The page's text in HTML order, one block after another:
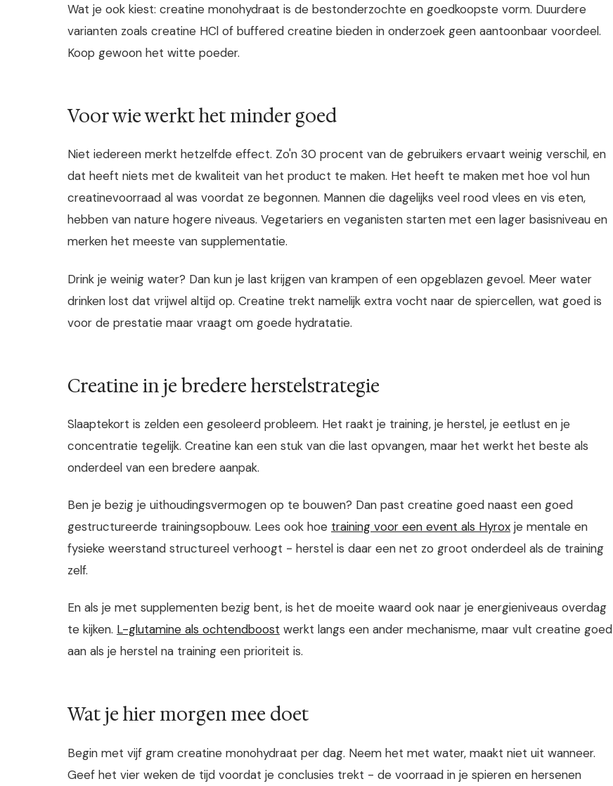
Wat je ook kiest: creatine monohydraat is de bestonderzochte en goedkoopste vorm. Duurdere
varianten zoals creatine HCl of buffered creatine bieden in onderzoek geen aantoonbaar voordeel.
Koop gewoon het witte poeder.
Voor wie werkt het minder goed
Niet iedereen merkt hetzelfde effect. Zo'n 30 procent van de gebruikers ervaart weinig verschil, en
dat heeft niets met de kwaliteit van het product te maken. Het heeft te maken met hoe vol hun
creatinevoorraad al was voordat ze begonnen. Mannen die dagelijks veel rood vlees en vis eten,
hebben van nature hogere niveaus. Vegetariers en veganisten starten met een lager basisniveau en
merken het meeste van supplementatie.
Drink je weinig water? Dan kun je last krijgen van krampen of een opgeblazen gevoel. Meer water
drinken lost dat vrijwel altijd op. Creatine trekt namelijk extra vocht naar de spiercellen, wat goed is
voor de prestatie maar vraagt om goede hydratatie.
Creatine in je bredere herstelstrategie
Slaaptekort is zelden een gesoleerd probleem. Het raakt je training, je herstel, je eetlust en je
concentratie tegelijk. Creatine kan een stuk van die last opvangen, maar het werkt het beste als
onderdeel van een bredere aanpak.
Ben je bezig je uithoudingsvermogen op te bouwen? Dan past creatine goed naast een goed
gestructureerde trainingsopbouw. Lees ook hoe training voor een event als Hyrox je mentale en
fysieke weerstand structureel verhoogt - herstel is daar een net zo groot onderdeel als de training
zelf.
En als je met supplementen bezig bent, is het de moeite waard ook naar je energieniveaus overdag
te kijken. L-glutamine als ochtendboost werkt langs een ander mechanisme, maar vult creatine goed
aan als je herstel na training een prioriteit is.
Wat je hier morgen mee doet
Begin met vijf gram creatine monohydraat per dag. Neem het met water, maakt niet uit wanneer.
Geef het vier weken de tijd voordat je conclusies trekt - de voorraad in je spieren en hersenen